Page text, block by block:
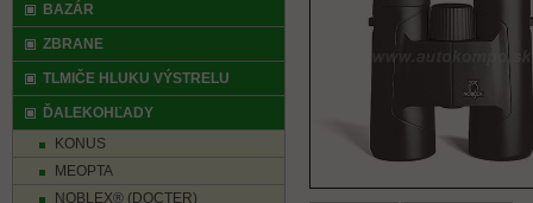
BAZÁR
ZBRANE
TLMIČE HLUKU VÝSTRELU
ĎALEKOHĽADY
KONUS
MEOPTA
NOBLEX® (DOCTER)